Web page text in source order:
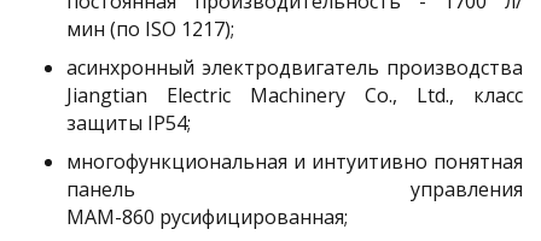
мин (по ISO 1217);
асинхронный электродвигатель производства
Jiangtian Electric Machinery Co., Ltd., класс
защиты IP54;
многофункциональная и интуитивно понятная
панель управления
МАМ-860 русифицированная;